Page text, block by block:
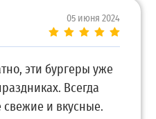
05 июня 2024
эти бургеры уже
Всегда
свежие и вкусные.